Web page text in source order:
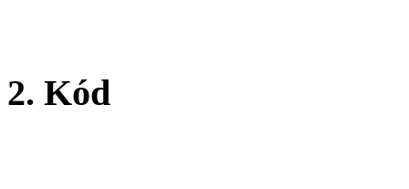
2. Kód